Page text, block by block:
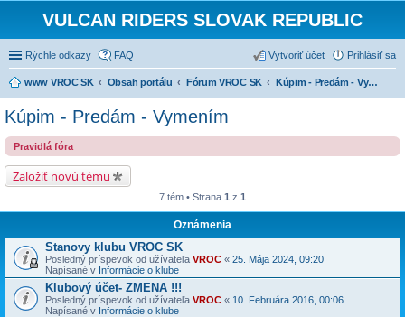
VULCAN RIDERS SLOVAK REPUBLIC
Rýchle odkazy FAQ Prihlásiť sa
Vytvoriť účet
www VROC SK Obsah portálu Fórum VROC SK Kúpim - Predám - Vymením
Kúpim - Predám - Vymením
Pravidlá fóra
Založiť novú tému
7 tém • Strana 1 z 1
Oznámenia
Stanovy klubu VROC SK
Posledný príspevok od užívateľa VROC « 25. Mája 2024, 09:20
Napísané v Informácie o klube
Klubový účet- ZMENA !!!
Posledný príspevok od užívateľa VROC « 10. Februára 2016, 00:06
Napísané v Informácie o klube